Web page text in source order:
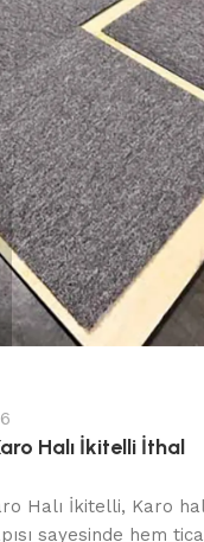
Halı İkitelli İthal
Halı İkitelli, Karo
sayesinde hem